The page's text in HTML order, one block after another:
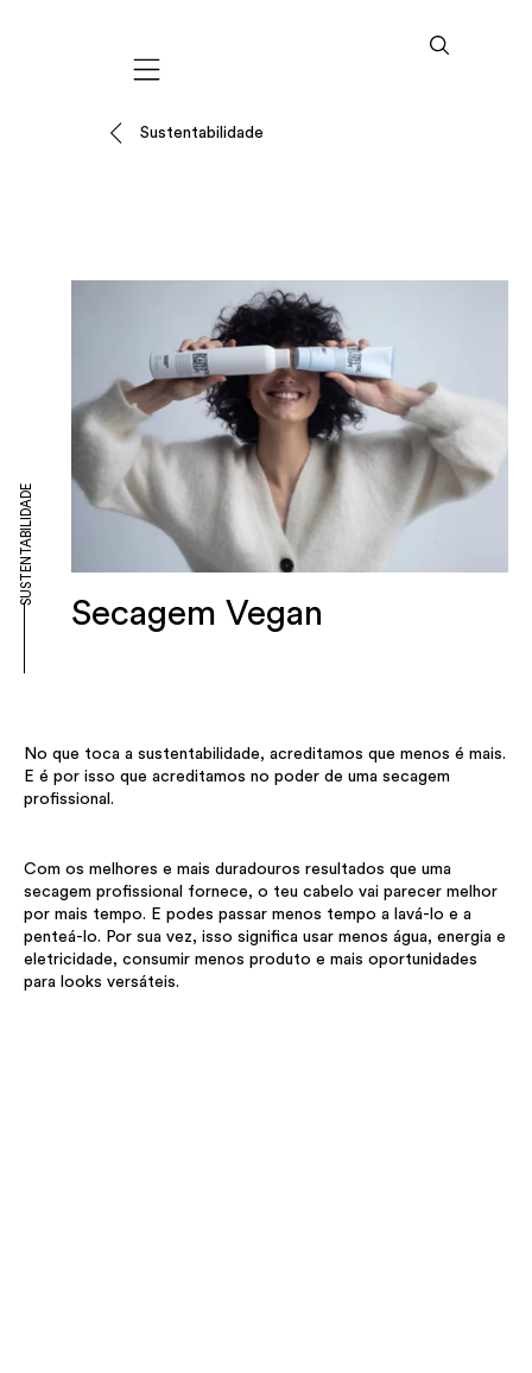
Mobile navigation
Sustentabilidade
Secagem Vegan
SUSTENTABILIDADE
No que toca a sustentabilidade, acreditamos que menos é mais.
E é por isso que acreditamos no poder de uma secagem
profissional.
Com os melhores e mais duradouros resultados que uma
secagem profissional fornece, o teu cabelo vai parecer melhor
por mais tempo. E podes passar menos tempo a lavá-lo e a
penteá-lo. Por sua vez, isso significa usar menos água, energia e
eletricidade, consumir menos produto e mais oportunidades
para looks versáteis.